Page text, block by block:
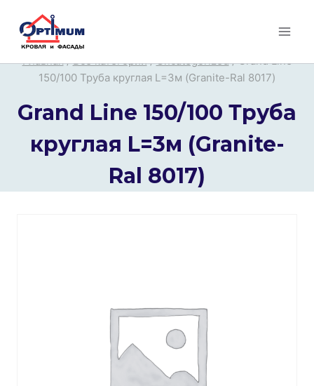
Перейти
Главная / Все категории / Uncategorized / Grand Line
150/100 Труба круглая L=3м (Granite-Ral 8017)
Grand Line 150/100 Труба
круглая L=3м (Granite-
Ral 8017)